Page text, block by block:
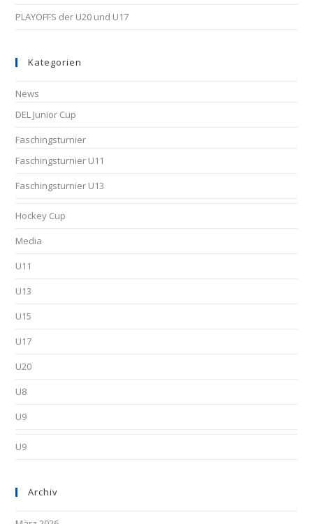
PLAYOFFS der U20 und U17
Kategorien
News
DEL Junior Cup
Faschingsturnier
Faschingsturnier U11
Faschingsturnier U13
Hockey Cup
Media
U11
U13
U15
U17
U20
U8
U9
U9
Archiv